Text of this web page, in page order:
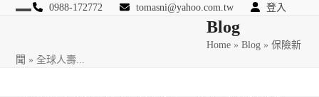
Skip
0988-172772 tomasni@yahoo.com.tw 登入
匯豐國際風險管理顧問Blog
Home »Blog »保險新
聞 »全球人壽...